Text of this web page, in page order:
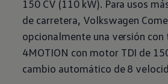
150 CV (110 kW). Para usos
de carretera, Volkswagen
opcionalmente una versión
4MOTION con motor TDI de
cambio automático de 8